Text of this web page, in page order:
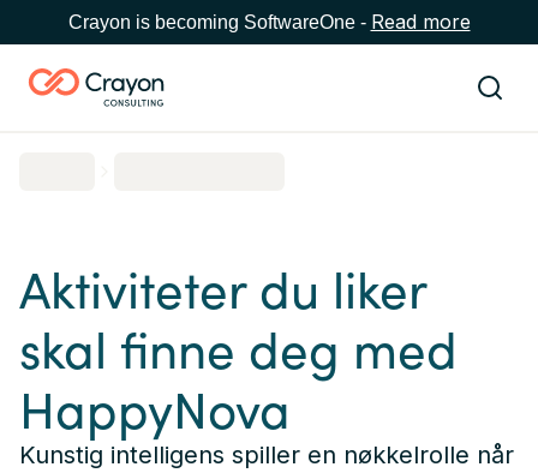
Crayon is becoming SoftwareOne - Read more
Aktiviteter du liker
skal finne deg med
HappyNova
Kunstig intelligens spiller en nøkkelrolle når